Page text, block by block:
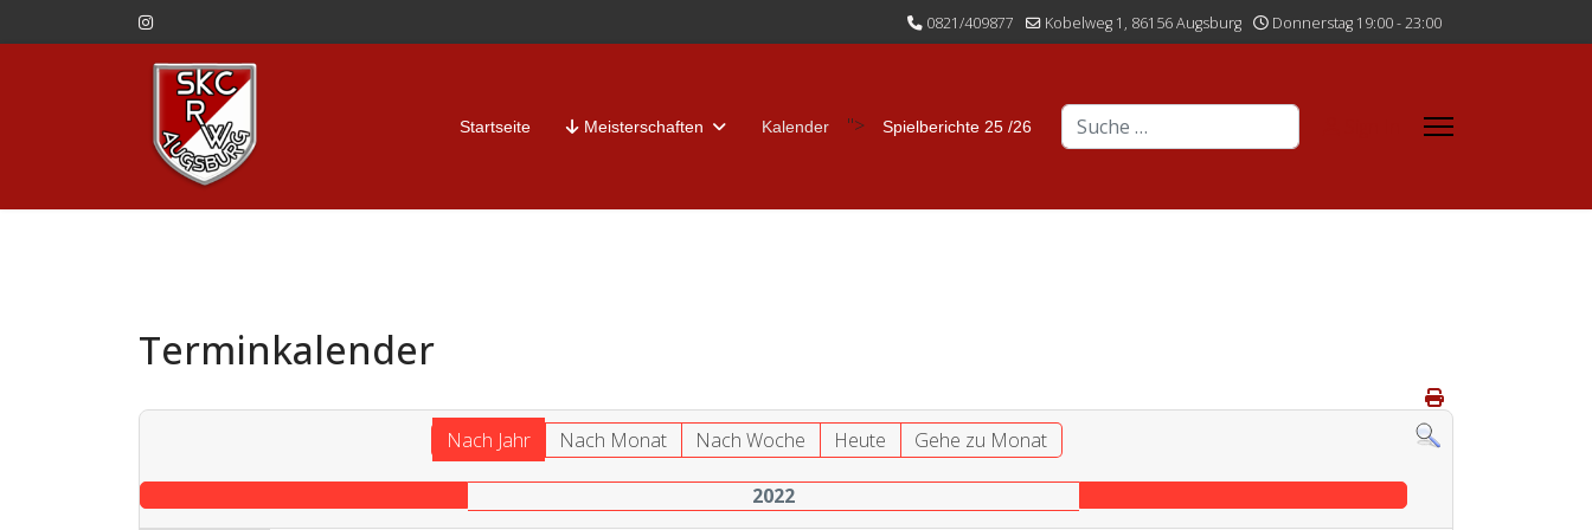
0821/409877 Kobelweg 1, 86156 Augsburg Donnerstag 19:00 - 23:00
Startseite Meisterschaften Kalender "> Spielberichte 25 /26 Suchen
Terminkalender
Nach Jahr Nach Monat Nach Woche Heute Gehe zu Monat
2022